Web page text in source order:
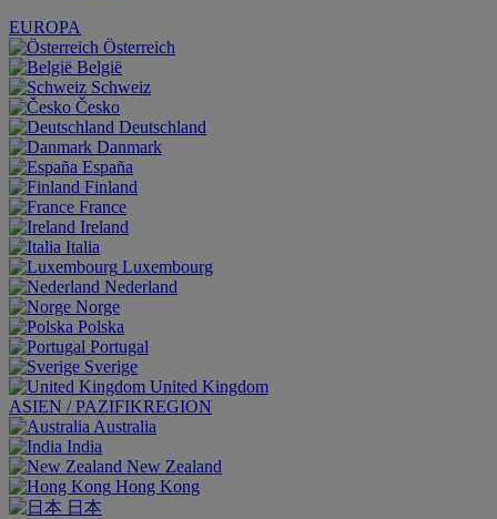
EUROPA
Österreich
België
Schweiz
Česko
Deutschland
Danmark
España
Finland
France
Ireland
Italia
Luxembourg
Nederland
Norge
Polska
Portugal
Sverige
United Kingdom
ASIEN / PAZIFIKREGION
Australia
India
New Zealand
Hong Kong
日本